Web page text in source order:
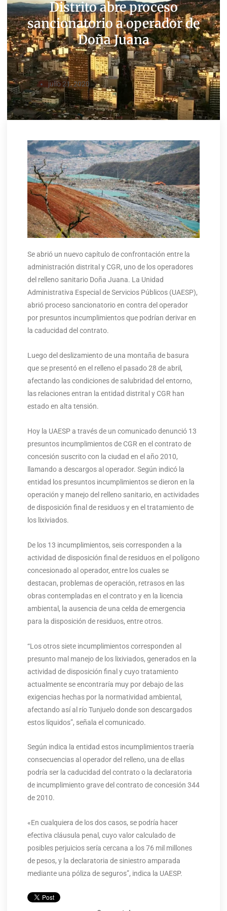
Distrito abre proceso
sancionatorio a operador de
Doña Juana
julio 21, 2020
Se abrió un nuevo capítulo de confrontación entre la
administración distrital y CGR, uno de los operadores
del relleno sanitario Doña Juana. La Unidad
Administrativa Especial de Servicios Públicos (UAESP),
abrió proceso sancionatorio en contra del operador
por presuntos incumplimientos que podrían derivar en
la caducidad del contrato.
Luego del deslizamiento de una montaña de basura
que se presentó en el relleno el pasado 28 de abril,
afectando las condiciones de salubridad del entorno,
las relaciones entran la entidad distrital y CGR han
estado en alta tensión.
Hoy la UAESP a través de un comunicado denunció 13
presuntos incumplimientos de CGR en el contrato de
concesión suscrito con la ciudad en el año 2010,
llamando a descargos al operador. Según indicó la
entidad los presuntos incumplimientos se dieron en la
operación y manejo del relleno sanitario, en actividades
de disposición final de residuos y en el tratamiento de
los lixiviados.
De los 13 incumplimientos, seis corresponden a la
actividad de disposición final de residuos en el polígono
concesionado al operador, entre los cuales se
destacan, problemas de operación, retrasos en las
obras contempladas en el contrato y en la licencia
ambiental, la ausencia de una celda de emergencia
para la disposición de residuos, entre otros.
“Los otros siete incumplimientos corresponden al
presunto mal manejo de los lixiviados, generados en la
actividad de disposición final y cuyo tratamiento
actualmente se encontraría muy por debajo de las
exigencias hechas por la normatividad ambiental,
afectando así al río Tunjuelo donde son descargados
estos líquidos”, señala el comunicado.
Según indica la entidad estos incumplimientos traería
consecuencias al operador del relleno, una de ellas
podría ser la caducidad del contrato o la declaratoria
de incumplimiento grave del contrato de concesión 344
de 2010.
«En cualquiera de los dos casos, se podría hacer
efectiva cláusula penal, cuyo valor calculado de
posibles perjuicios sería cercana a los 76 mil millones
de pesos, y la declaratoria de siniestro amparada
mediante una póliza de seguros”, indica la UAESP.